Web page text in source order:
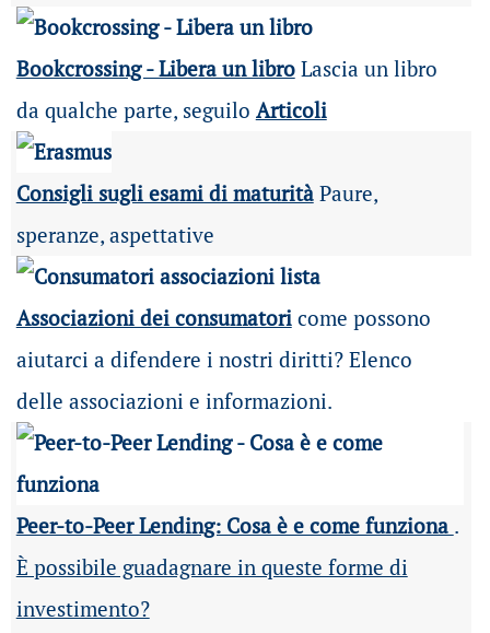
Bookcrossing - Libera un libroLascia un libro
da qualche parte, seguilo Articoli
Consigli sugli esami di maturità Paure,
speranze, aspettative
Associazioni dei consumatoricome possono
aiutarci a difendere i nostri diritti? Elenco
delle associazioni e informazioni.
Peer-to-Peer Lending: Cosa è e come funziona .
È possibile guadagnare in queste forme di
investimento?